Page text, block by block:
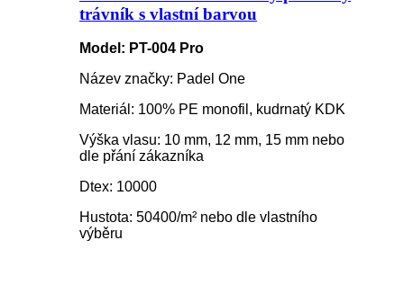
trávník s vlastní barvou
Model: PT-004 Pro
Název značky: Padel One
Materiál: 100% PE monofil, kudrnatý KDK
Výška vlasu: 10 mm, 12 mm, 15 mm nebo
dle přání zákazníka
Dtex: 10000
Hustota: 50400/m² nebo dle vlastního
výběru